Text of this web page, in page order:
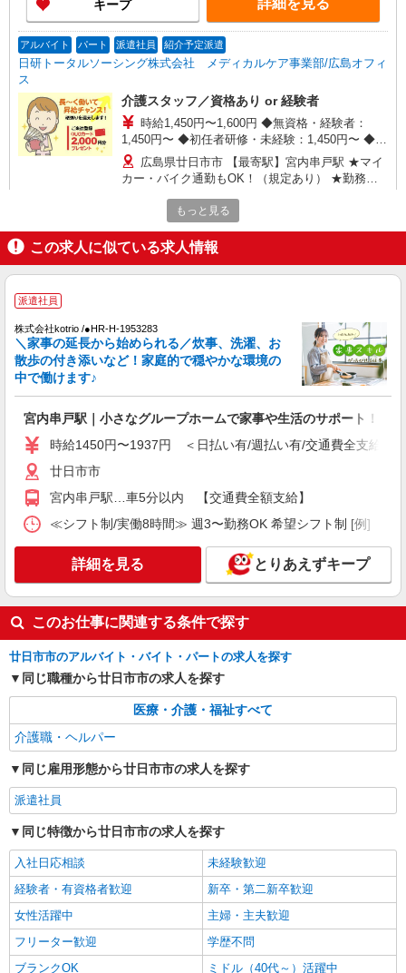
キープ 詳細を見る
アルバイト パート 派遣社員 紹介予定派遣
日研トータルソーシング株式会社 メディカルケア事業部/広島オフィ
ス
介護スタッフ／資格あり or 経験者
時給1,450円〜1,600円 ◆無資格・経験者：
1,450円〜 ◆初任者研修・未経験：1,450円〜 ◆初
任者研修・経験者：1,550円〜 ◆介護福祉士：
1,600円〜 ※経験者は3ヶ月以上 ※給与幅は経験・
能力による ★週払いOK（規定あり）
広島県廿日市市 【最寄駅】宮内串戸駅 ★マイ
カー・バイク通勤もOK！（規定あり） ★勤務地
ど、お好きな勤務地をお選び下さい！！
株式会社kotrio /●HR-H-2077487
時給1350円〜1937円 ＜日払い有/週払い有/交
通費全支給(ガソリン代含む)＞
キープ 詳細を見る
日研トータルソーシング株式会社 メディカルケア事業部/広島オフィ
ス
未経験・無資格OKの介護スタッフ
り） ※給与幅は経験・能力による
広島県廿日市市 【最寄駅】山陽女学園前駅 ★
マイカー・バイク通勤もOK！（規定あり） ★勤
務地は3000ヶ所以上★ 自宅から通いやすいエリア
など、お好きな勤務地をお選び下さい！！
キープ
派遣社員
株式会社kotrio /●HR-H-1855874
宮内串戸＊障がい者通所施設スタッフ大募集！
時給1450円〜1937円 ＜日払い有/週払い有/交
通費全支給(ガソリン代含む)＞
キープ
アルバイト パート 派遣社員 紹介予定派遣
日研トータルソーシング株式会社 メディカルケア事業部/広島オフィ
ス
未経験・無資格OKの介護スタッフ
時給1,400円〜1,600円 ★週払いOK（規定あ
り） ※給与幅は経験・能力による
もっと見る
この求人に似ている求人情報
派遣社員
株式会社kotrio /●HR-H-1953283
＼家事の延長から始められる／炊事、洗濯、お
散歩の付き添いなど！家庭的で穏やかな環境の
中で働けます♪
宮内串戸駅｜小さなグループホームで家事や生活のサポート！
時給1450円〜1937円 ＜日払い有/週払い有/交通費全支給(ガ
廿日市市
宮内串戸駅…車5分以内 【交通費全額支給】
≪シフト制/実働8時間≫ 週3〜勤務OK 希望シフト制 [例] ・
詳細を見る とりあえずキープ
このお仕事に関連する条件で探す
廿日市市のアルバイト・バイト・パートの求人を探す
同じ職種から廿日市市の求人を探す
医療・介護・福祉すべて
介護職・ヘルパー
同じ雇用形態から廿日市市の求人を探す
派遣社員
同じ特徴から廿日市市の求人を探す
入社日応相談
未経験歓迎
経験者・有資格者歓迎
新卒・第二新卒歓迎
女性活躍中
主婦・主夫歓迎
フリーター歓迎
学歴不問
ブランクOK
ミドル（40代～）活躍中